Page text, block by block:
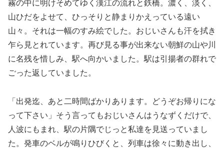
霧の中に明けそめてゆく漢江の流れと鉄橋。濃く、淡く、
山ひだをよせて、ひっそりと静まりかえっている遠い
山々。それは一幅のすみ絵でした。おじいさんも汗を拭き
乍ら見とれています。再び見る事が出来ない朝鮮の山や川
に名残を惜しみ、駅へ向かいました。駅は引揚者の群れで
ごった返していました。
「出発迄、あと二時間ばかりあります。どうぞお帰りにな
って下さい」そう言ってもおじいさんはうなずくだけで、
人波にもまれ、駅の片隅でじっと私達を見送っていまし
た。発車のベルが鳴りひびくと、列車は徐々に動き出し、